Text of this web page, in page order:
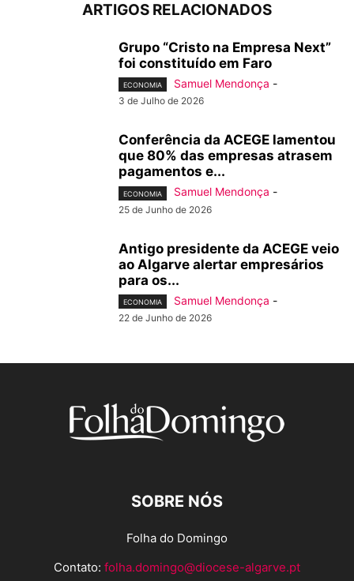
ARTIGOS RELACIONADOS
Grupo “Cristo na Empresa Next”
foi constituído em Faro
ECONOMIA Samuel Mendonça -
3 de Julho de 2026
Conferência da ACEGE lamentou
que 80% das empresas atrasem
pagamentos e...
ECONOMIA Samuel Mendonça -
25 de Junho de 2026
Antigo presidente da ACEGE veio
ao Algarve alertar empresários
para os...
ECONOMIA Samuel Mendonça -
22 de Junho de 2026
SOBRE NÓS
Folha do Domingo
Contato: folha.domingo@diocese-algarve.pt